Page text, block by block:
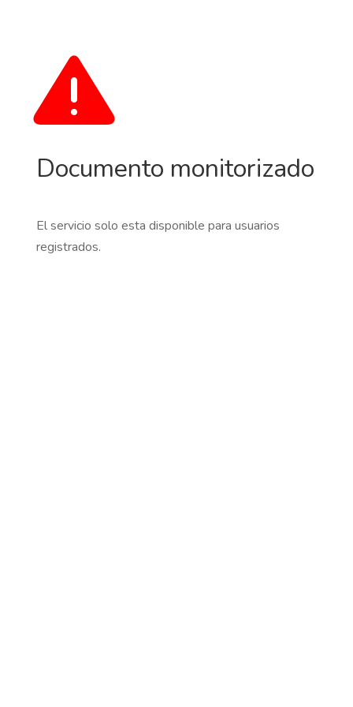
Documento monitorizado
El servicio solo esta disponible para usuarios
registrados.